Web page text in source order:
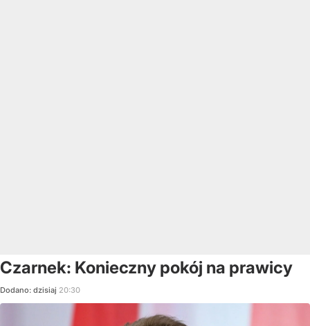
Czarnek: Konieczny pokój na prawicy
Dodano: dzisiaj 20:30